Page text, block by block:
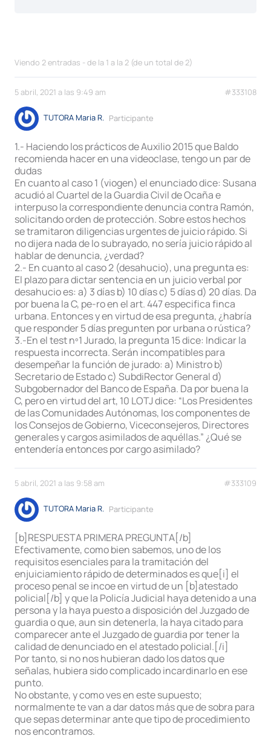
Viendo 2 entradas - de la 1 a la 2 (de un total de 2)
5 abril, 2021 a las 9:49 am #333108
TUTORA Maria R. Participante
1.- Haciendo los prácticos de Auxilio 2015 que Baldo
recomienda hacer en una videoclase, tengo un par de
dudas
En cuanto al caso 1 (viogen) el enunciado dice: Susana
acudió al Cuartel de la Guardia Civil de Ocaña e
interpuso la correspondiente denuncia contra Ramón,
solicitando orden de protección. Sobre estos hechos
se tramitaron diligencias urgentes de juicio rápido. Si
no dijera nada de lo subrayado, no sería juicio rápido al
hablar de denuncia, ¿verdad?
2.- En cuanto al caso 2 (desahucio), una pregunta es:
El plazo para dictar sentencia en un juicio verbal por
desahucio es: a) 3 días b) 10 días c) 5 días d) 20 días. Da
por buena la C, pe-ro en el art. 447 especifica finca
urbana. Entonces y en virtud de esa pregunta, ¿habría
que responder 5 días pregunten por urbana o rústica?
3.-En el test nº1 Jurado, la pregunta 15 dice: Indicar la
respuesta incorrecta. Serán incompatibles para
desempeñar la función de jurado: a) Ministro b)
Secretario de Estado c) SubdiRector General d)
Subgobernador del Banco de España. Da por buena la
C, pero en virtud del art, 10 LOTJ dice: “Los Presidentes
de las Comunidades Autónomas, los componentes de
los Consejos de Gobierno, Viceconsejeros, Directores
generales y cargos asimilados de aquéllas.” ¿Qué se
entendería entonces por cargo asimilado?
5 abril, 2021 a las 9:58 am #333109
TUTORA Maria R. Participante
[b]RESPUESTA PRIMERA PREGUNTA[/b]
Efectivamente, como bien sabemos, uno de los
requisitos esenciales para la tramitación del
enjuiciamiento rápido de determinados es que[i] el
proceso penal se incoe en virtud de un [b]atestado
policial[/b] y que la Policía Judicial haya detenido a una
persona y la haya puesto a disposición del Juzgado de
guardia o que, aun sin detenerla, la haya citado para
comparecer ante el Juzgado de guardia por tener la
calidad de denunciado en el atestado policial.[/i]
Por tanto, si no nos hubieran dado los datos que
señalas, hubiera sido complicado incardinarlo en ese
punto.
No obstante, y como ves en este supuesto;
normalmente te van a dar datos más que de sobra para
que sepas determinar ante que tipo de procedimiento
nos encontramos.